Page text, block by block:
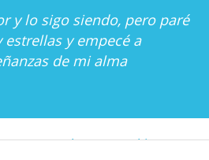
y lo sigo siendo, pero paré
y empecé a
de mi alma
Blog Cookies